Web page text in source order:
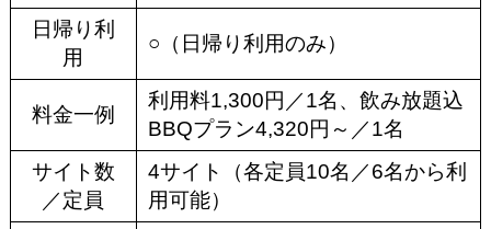
日帰り利
用
○（日帰り利用のみ）
料金一例
利用料1,300円／1名、飲み放題込
BBQプラン4,320円～／1名
サイト数
／定員
4サイト（各定員10名／6名から利
用可能）